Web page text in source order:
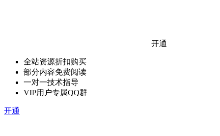
开通
全站资源折扣购买
部分内容免费阅读
一对一技术指导
VIP用户专属QQ群
开通